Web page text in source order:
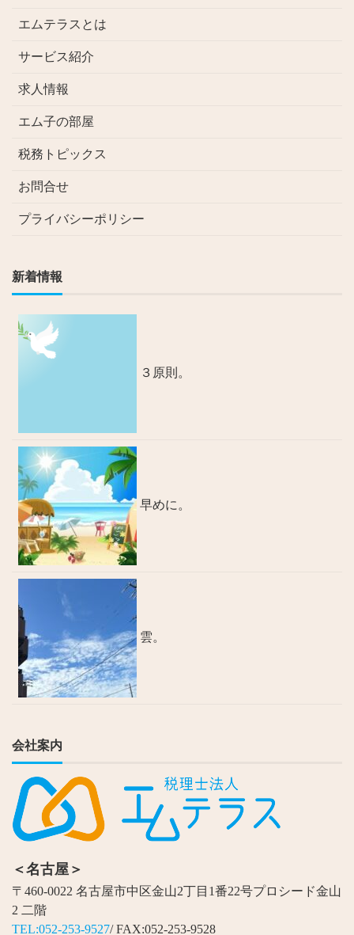
エムテラスとは
サービス紹介
求人情報
エム子の部屋
税務トピックス
お問合せ
プライバシーポリシー
新着情報
３原則。
早めに。
雲。
会社案内
＜名古屋＞
〒460-0022 名古屋市中区金山2丁目1番22号プロシード金山
2 二階
TEL:052-253-9527/ FAX:052-253-9528